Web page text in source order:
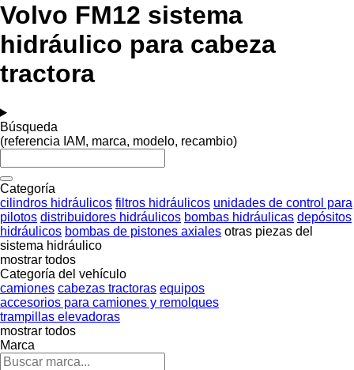
Volvo FM12 sistema
hidráulico para cabeza
tractora
Búsqueda
(referencia IAM, marca, modelo, recambio)
Categoría
cilindros hidráulicos filtros hidráulicos unidades de control para
pilotos distribuidores hidráulicos bombas hidráulicas depósitos
hidráulicos bombas de pistones axiales otras piezas del
sistema hidráulico
mostrar todos
Categoría del vehículo
camiones cabezas tractoras equipos
accesorios para camiones y remolques
trampillas elevadoras
mostrar todos
Marca